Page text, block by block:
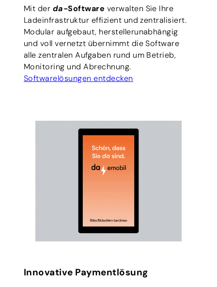
Mit der da-Software verwalten Sie Ihre
Ladeinfrastruktur effizient und zentralisiert.
Modular aufgebaut, herstellerunabhängig
und voll vernetzt übernimmt die Software
alle zentralen Aufgaben rund um Betrieb,
Monitoring und Abrechnung.
Softwarelösungen entdecken
Innovative Paymentlösung